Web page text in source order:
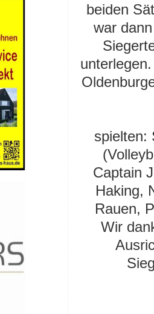
beiden
war
spielten:
(
Captain
Haking,
Rauen,
Wir